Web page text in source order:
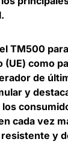
TM500
(UE) como
de
y
cada vez
y